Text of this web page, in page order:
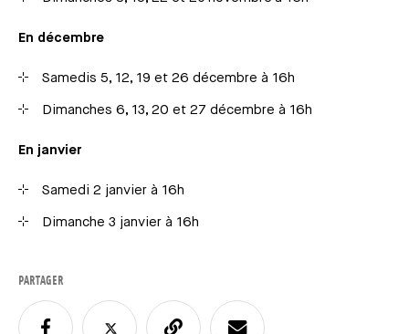
En décembre
Samedis 5, 12, 19 et 26 décembre à 16h
Dimanches 6, 13, 20 et 27 décembre à 16h
En janvier
Samedi 2 janvier à 16h
Dimanche 3 janvier à 16h
PARTAGER